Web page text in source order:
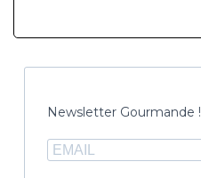
Newsletter Gourmande !